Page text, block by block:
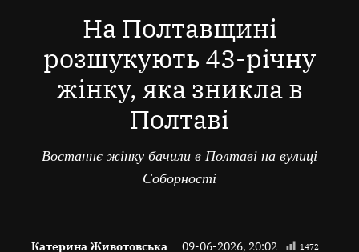
На Полтавщині
розшукують 43-річну
жінку, яка зникла в
Полтаві
Востаннє жінку бачили в Полтаві на вулиці
Соборності
Катерина Животовська 09-06-2026, 20:02 1472